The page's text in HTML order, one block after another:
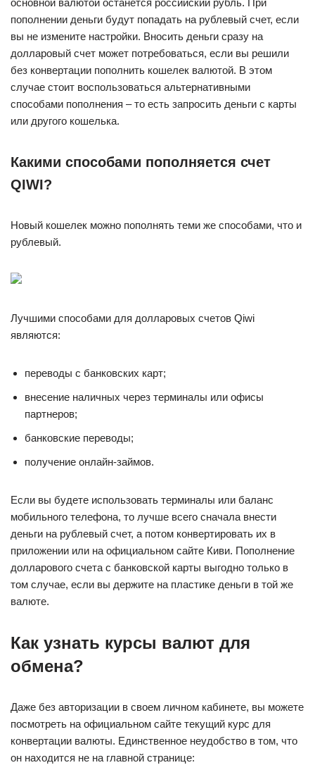
основной валютой останется российский рубль. При
пополнении деньги будут попадать на рублевый счет, если
вы не измените настройки. Вносить деньги сразу на
долларовый счет может потребоваться, если вы решили
без конвертации пополнить кошелек валютой. В этом
случае стоит воспользоваться альтернативными
способами пополнения – то есть запросить деньги с карты
или другого кошелька.
Какими способами пополняется счет
QIWI?
Новый кошелек можно пополнять теми же способами, что и
рублевый.
Лучшими способами для долларовых счетов Qiwi
являются:
переводы с банковских карт;
внесение наличных через терминалы или офисы
партнеров;
банковские переводы;
получение онлайн-займов.
Если вы будете использовать терминалы или баланс
мобильного телефона, то лучше всего сначала внести
деньги на рублевый счет, а потом конвертировать их в
приложении или на официальном сайте Киви. Пополнение
долларового счета с банковской карты выгодно только в
том случае, если вы держите на пластике деньги в той же
валюте.
Как узнать курсы валют для
обмена?
Даже без авторизации в своем личном кабинете, вы можете
посмотреть на официальном сайте текущий курс для
конвертации валюты. Единственное неудобство в том, что
он находится не на главной странице: